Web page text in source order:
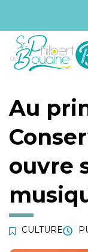
Aller
Aller
contenu
Aller
pied
Au
ouvre
CULTURE